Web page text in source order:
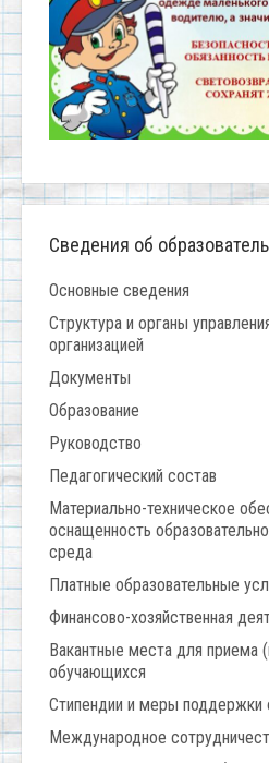
Сведения об
Основные сведения
Структура и органы
организацией
Документы
Образование
Руководство
Педагогический состав
Материально-техническое
оснащенность
среда
Платные образовательные
Финансово-хозяйственная
Вакантные места для приема
обучающихся
Стипендии и меры поддержки
Международное